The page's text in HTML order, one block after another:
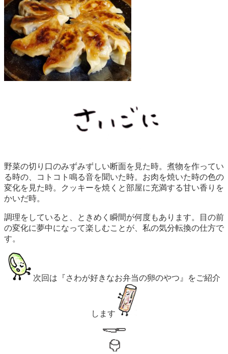
野菜の切り口のみずみずしい断面を見た時。煮物を作ってい
る時の、コトコト鳴る音を聞いた時。お肉を焼いた時の色の
変化を見た時。クッキーを焼くと部屋に充満する甘い香りを
かいだ時。
調理をしていると、ときめく瞬間が何度もあります。目の前
の変化に夢中になって楽しむことが、私の気分転換の仕方で
す。
次回は『さわが好きなお弁当の卵のやつ』をご紹介
します